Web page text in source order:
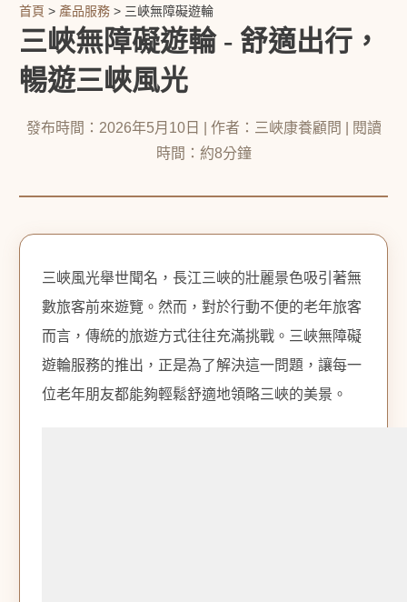
首頁 > 產品服務 > 三峽無障礙遊輪
三峽無障礙遊輪 - 舒適出行，
暢遊三峽風光
發布時間：2026年5月10日 | 作者：三峽康養顧問 | 閱讀
時間：約8分鐘
三峽風光舉世聞名，長江三峽的壯麗景色吸引著無
數旅客前來遊覽。然而，對於行動不便的老年旅客
而言，傳統的旅遊方式往往充滿挑戰。三峽無障礙
遊輪服務的推出，正是為了解決這一問題，讓每一
位老年朋友都能夠輕鬆舒適地領略三峽的美景。